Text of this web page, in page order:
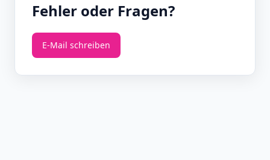
Fehler oder Fragen?
E‑Mail schreiben